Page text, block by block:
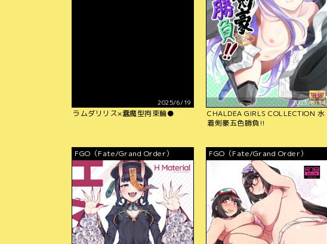
2025/6/19
ラムダリリス×蠢魔型拘束輪●
2023/8/14
CHALDEA GIRLS COLLECTION 水
着剣豪五色勝負!!
FGO（Fate/Grand Order） FGO（Fate/Grand Order）